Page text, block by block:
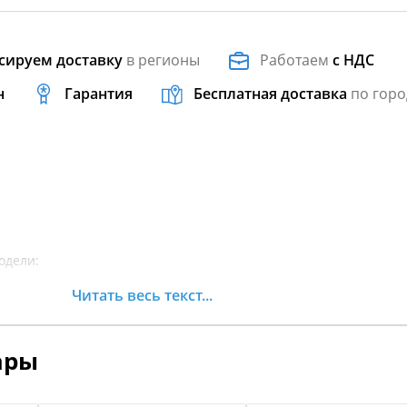
доставку в регионы Работаемс НДС
Гарантия Бесплатная доставка по
SPORTSMAN TOURING TRACTOR 1000 (2019) Wheels,
Читать весь текст...